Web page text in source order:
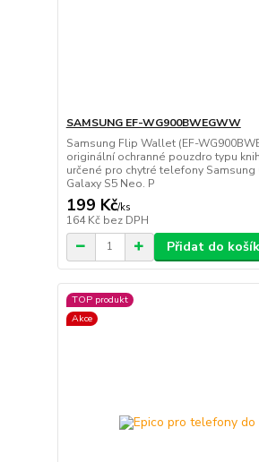
SAMSUNG EF-WG900BWEGWW
Samsung Flip Wallet (EF-
originální ochranné pouzdro typu
určené pro chytré telefony Samsung
Galaxy S5 Neo. P
199 Kč/ks
164 Kč bez DPH
Přidat do
TOP produkt
Akce